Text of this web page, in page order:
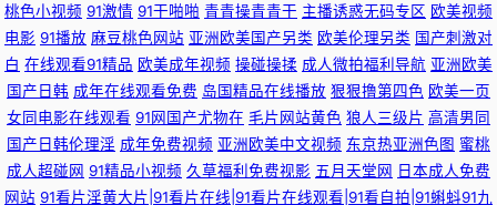
桃色小视频 91激情 91干啪啪 青青操青青干 主播诱惑无码专区 欧美视频
电影 91播放 麻豆桃色网站 亚洲欧美国产另类 欧美伦理另类 国产刺激对
白 在线观看91精品 欧美成年视频 操碰操揉 成人微拍福利导航 亚洲欧美
国产日韩 成年在线观看免费 岛国精品在线播放 狠狠撸第四色 欧美一页
女同电影在线观看 91网国产尤物在 毛片网站黄色 狼人三级片 高清男同
国产日韩伦理淫 成年免费视频 亚洲欧美中文视频 东京热亚洲色图 蜜桃
成人超碰网 91精品小视频 久草福利免费视影 五月天堂网 日本成人免费
网站 91看片淫黄大片|91看片在线|91看片在线观看|91看自拍|91蝌蚪91九